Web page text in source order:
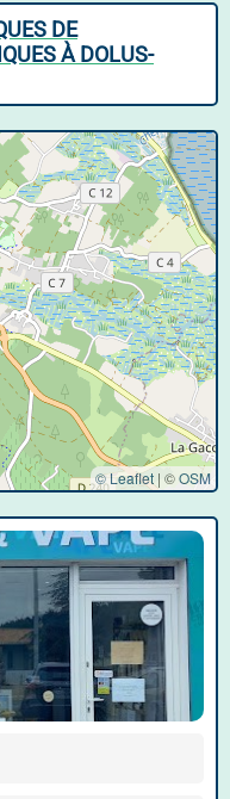
DE
À DOLUS-
© Leaflet | ©OSM